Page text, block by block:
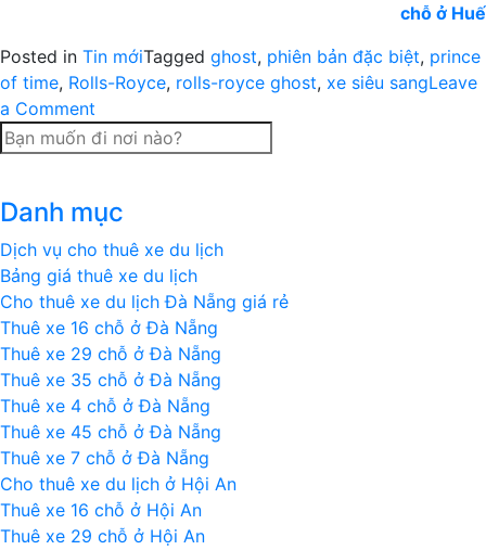
chỗ ở Huế
Posted in Tin mớiTagged ghost, phiên bản đặc biệt, prince
of time, Rolls-Royce, rolls-royce ghost, xe siêu sangLeave
a Comment
Rolls-
Royce
màu
Danh mục
Dịch vụ cho thuê xe du lịch
Bảng giá thuê xe du lịch
Cho thuê xe du lịch Đà Nẵng giá rẻ
Thuê xe 16 chỗ ở Đà Nẵng
Thuê xe 29 chỗ ở Đà Nẵng
Thuê xe 35 chỗ ở Đà Nẵng
Thuê xe 4 chỗ ở Đà Nẵng
Thuê xe 45 chỗ ở Đà Nẵng
Thuê xe 7 chỗ ở Đà Nẵng
Cho thuê xe du lịch ở Hội An
Thuê xe 16 chỗ ở Hội An
Thuê xe 29 chỗ ở Hội An